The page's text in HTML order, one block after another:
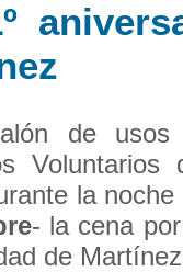
de usos
la
- la cena
de